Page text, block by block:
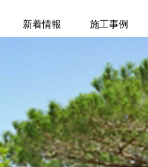
新着情報 施工事例